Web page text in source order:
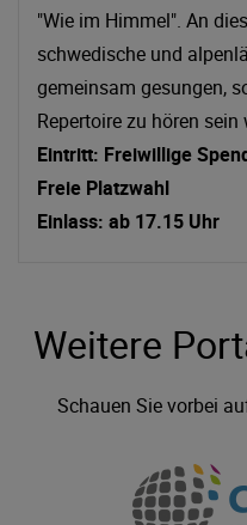
"Wie im Himmel". An
schwedische und
gemeinsam gesungen,
Repertoire zu hören sein
Eintritt: Freiwillige
Freie Platzwahl
Einlass: ab 17.15 Uhr
Weitere
Schauen Sie vorbei